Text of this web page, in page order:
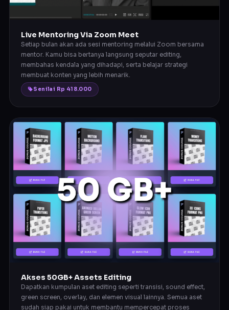
Live Mentoring Via Zoom Meet
Setiap bulan akan ada sesi mentoring melalui Zoom bersama
mentor. Kamu bisa bertanya langsung seputar editing,
membahas kendala yang dihadapi, serta belajar strategi
membuat konten yang lebih menarik.
Senilai Rp 418.000
Akses 50GB+ Assets Editing
Dapatkan kumpulan aset editing seperti transisi, sound effect,
green screen, overlay, dan elemen visual lainnya. Semua aset
sudah siap pakai untuk membantu mempercepat proses